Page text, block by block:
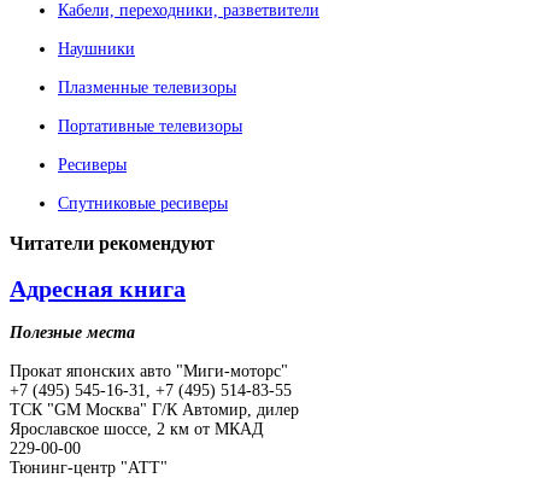
Кабели, переходники, разветвители
Наушники
Плазменные телевизоры
Портативные телевизоры
Ресиверы
Спутниковые ресиверы
Читатели рекомендуют
Адресная книга
Полезные места
Прокат японских авто "Миги-моторс"
+7 (495) 545-16-31, +7 (495) 514-83-55
ТСК "GM Москва" Г/К Автомир, дилер
Ярославское шоссе, 2 км от МКАД
229-00-00
Тюнинг-центр "АТТ"